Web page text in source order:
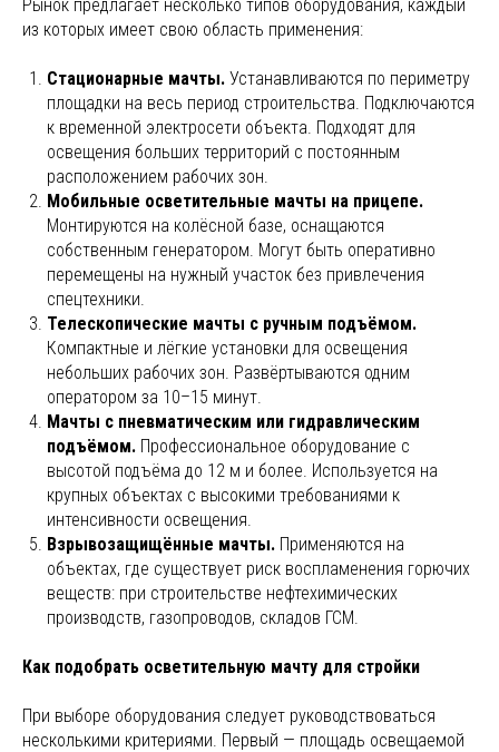
Рынок предлагает несколько типов оборудования, каждый
из которых имеет свою область применения:
Стационарные мачты. Устанавливаются по периметру
площадки на весь период строительства. Подключаются
к временной электросети объекта. Подходят для
освещения больших территорий с постоянным
расположением рабочих зон.
Мобильные осветительные мачты на прицепе.
Монтируются на колёсной базе, оснащаются
собственным генератором. Могут быть оперативно
перемещены на нужный участок без привлечения
спецтехники.
Телескопические мачты с ручным подъёмом.
Компактные и лёгкие установки для освещения
небольших рабочих зон. Развёртываются одним
оператором за 10–15 минут.
Мачты с пневматическим или гидравлическим
подъёмом. Профессиональное оборудование с
высотой подъёма до 12 м и более. Используется на
крупных объектах с высокими требованиями к
интенсивности освещения.
Взрывозащищённые мачты. Применяются на
объектах, где существует риск воспламенения горючих
веществ: при строительстве нефтехимических
производств, газопроводов, складов ГСМ.
Как подобрать осветительную мачту для стройки
При выборе оборудования следует руководствоваться
несколькими критериями. Первый — площадь освещаемой